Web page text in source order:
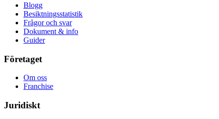
Blogg
Besiktningsstatistik
Frågor och svar
Dokument & info
Guider
Företaget
Om oss
Franchise
Juridiskt